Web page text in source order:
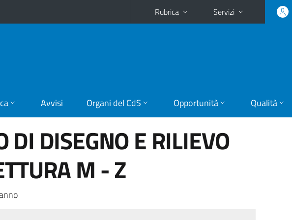
Rubrica Servizi
Avvisi Organi del CdS Opportunità Qualità
DI DISEGNO E RILIEVO
M - Z